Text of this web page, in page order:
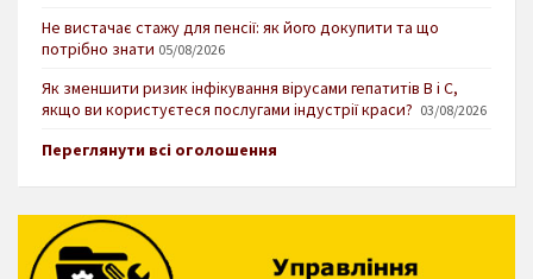
Не вистачає стажу для пенсії: як його докупити та що
потрібно знати 05/08/2026
Як зменшити ризик інфікування вірусами гепатитів В і С,
якщо ви користуєтеся послугами індустрії краси? 03/08/2026
Переглянути всі оголошення